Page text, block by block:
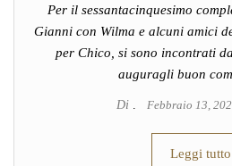
Per il sessantacinquesimo
Gianni con Wilma e alcuni amici
per Chico, si sono incontrati
auguragli buon
Di . Febbraio 13,
Leggi tutto